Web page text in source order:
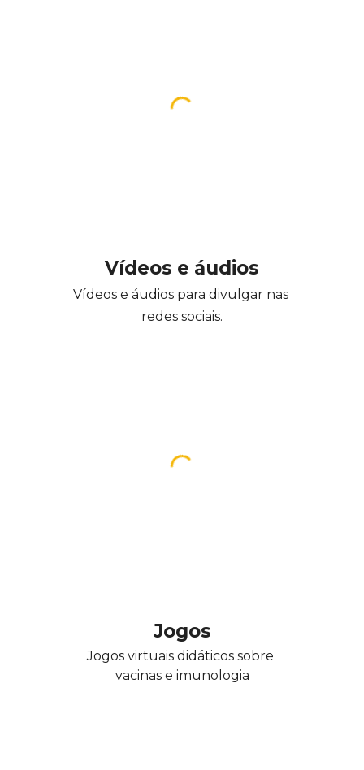
Vídeos e áudios
Vídeos e áudios para divulgar nas
redes sociais.
Jogos
Jogos virtuais didáticos sobre
vacinas e imunologia